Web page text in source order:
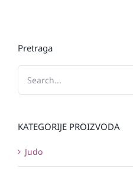
Pretraga
KATEGORIJE PROIZVODA
Judo